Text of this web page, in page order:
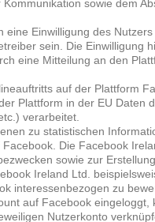
sowie dem
eine Einwilligung des
sein. Die Einwilligung
eine Mitteilung an den
auf der Plattform
Plattform in der EU Daten
verarbeitet.
zu statistischen
Die Facebook
sowie zur
Ireland Ltd.
interessenbezogen zu
auf Facebook
Nutzerkonto